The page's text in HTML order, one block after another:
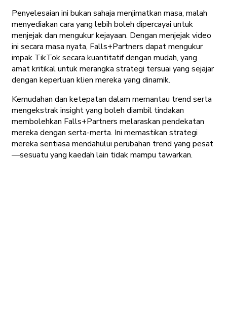
Penyelesaian ini bukan sahaja menjimatkan masa, malah
menyediakan cara yang lebih boleh dipercayai untuk
menjejak dan mengukur kejayaan. Dengan menjejak video
ini secara masa nyata, Falls+Partners dapat mengukur
impak TikTok secara kuantitatif dengan mudah, yang
amat kritikal untuk merangka strategi tersuai yang sejajar
dengan keperluan klien mereka yang dinamik.
Kemudahan dan ketepatan dalam memantau trend serta
mengekstrak insight yang boleh diambil tindakan
membolehkan Falls+Partners melaraskan pendekatan
mereka dengan serta-merta. Ini memastikan strategi
mereka sentiasa mendahului perubahan trend yang pesat
—sesuatu yang kaedah lain tidak mampu tawarkan.